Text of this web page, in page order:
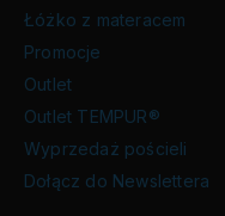
Łóżko z materacem
Promocje
Outlet
Outlet TEMPUR®
Wyprzedaż pościeli
Dołącz do Newslettera